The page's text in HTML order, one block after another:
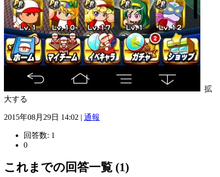
拡
大する
2015年08月29日 14:02 | 通報
回答数: 1
0
これまでの回答一覧 (1)